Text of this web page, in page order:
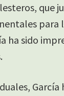
que
para
ha sido